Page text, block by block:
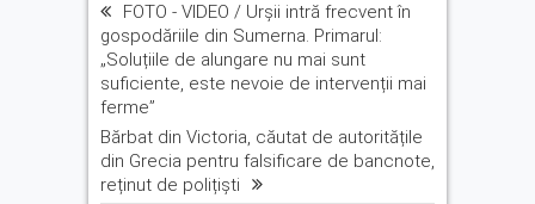
FOTO - VIDEO / Urșii intră frecvent în
gospodăriile din Sumerna. Primarul:
„Soluțiile de alungare nu mai sunt
suficiente, este nevoie de intervenții mai
ferme”
Bărbat din Victoria, căutat de autoritățile
din Grecia pentru falsificare de bancnote,
reținut de polițiști